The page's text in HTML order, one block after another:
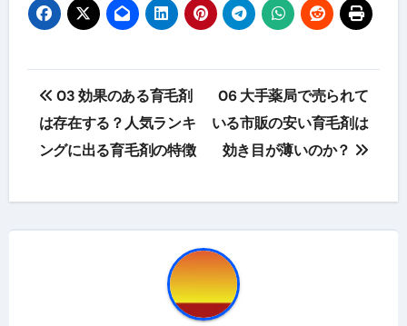
投
稿
ナ
ビ
ゲ
03 効果のある育毛剤
は存在する？人気ランキ
ングに出る育毛剤の特徴
06 大手薬局で売られて
いる市販の安い育毛剤は
効き目が薄いのか？